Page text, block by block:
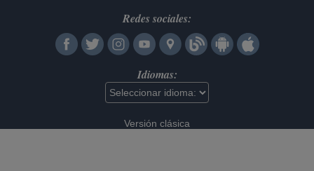
Redes sociales:
Idiomas:
Versión clásica